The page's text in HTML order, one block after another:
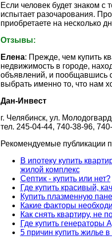
Если человек будет знаком с
испытает разочарования.
приобретаете на несколько
Отзывы:
Елена: Прежде, чем купить
недвижимость в городе,
объявлений, и пообщавшись
выбрать именно то, что нам
Дан-Инвест
г. Челябинск, ул.
тел. 245-04-44, 740-38-96,
Рекомендуемые публикации
В ипотеку купить
жилой комплекс
Септик - купить или нет?
Где купить красивый,
Купить плазменную
Какие факторы
Как снять квартиру, не
Где купить генераторы
5 причин купить жилье